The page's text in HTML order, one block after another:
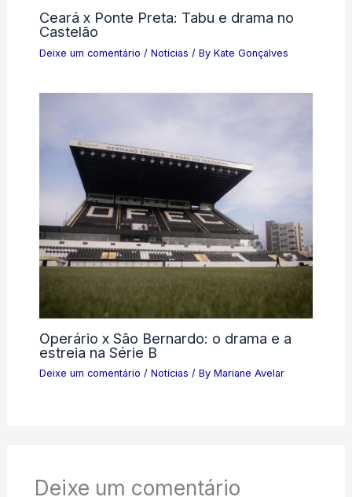
Ceará x Ponte Preta: Tabu e drama no
Castelão
Deixe um comentário / Notícias / By Kate Gonçalves
Operário x São Bernardo: o drama e a
estreia na Série B
Deixe um comentário / Notícias / By Mariane Avelar
Deixe um comentário